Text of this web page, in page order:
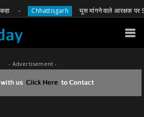
Chhattisgarh घूस मांगने वाले आरक्षक पर SSP का
- Advertisement -